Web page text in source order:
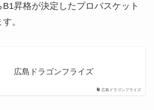
昇格が決定したプロバスケット
。
広島ドラゴンフライズ
広島ドラゴンフライズ